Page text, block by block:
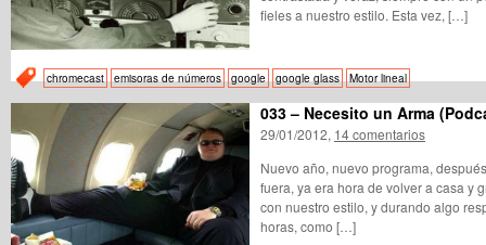
fieles a nuestro estilo. Esta vez, […]
chromecast emisoras de números google google glass Motor lineal
033 – Necesito un Arma
29/01/2012, 14 comentarios
Nuevo año, nuevo programa,
fuera, ya era hora de volver a casa y
con nuestro estilo, y durando algo
horas, como […]